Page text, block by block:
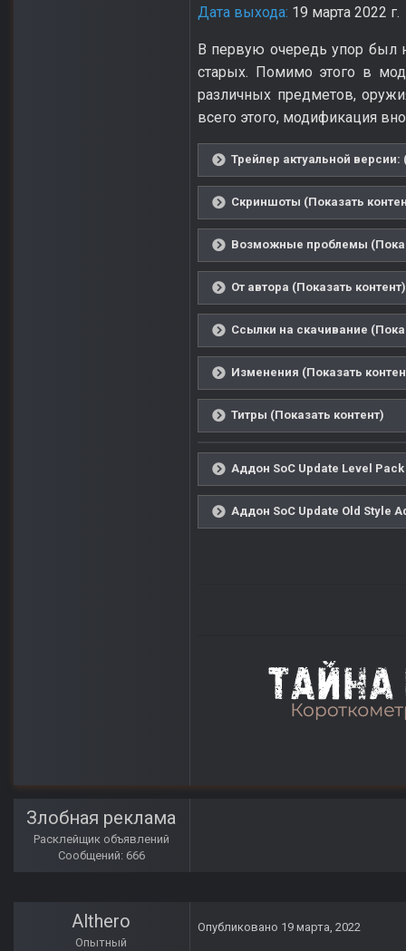
Дата выхода: 19 марта 2022 г.
В первую очередь упор был
старых. Помимо этого в
различных предметов,
всего этого, модификация
Трейлер актуальной версии:
Скриншоты (Показать
Возможные проблемы
От автора (Показать контент)
Ссылки на скачивание
Изменения (Показать
Титры (Показать контент)
Аддон SoC Update Level
Аддон SoC Update Old Style
Злобная реклама
Расклейщик объявлений
Сообщений: 666
Althero
Опытный
Опубликовано 19 марта, 2022